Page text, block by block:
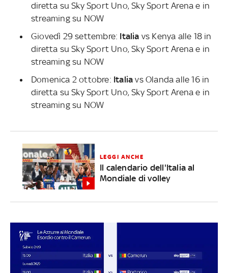
diretta su Sky Sport Uno, Sky Sport Arena e in
streaming su NOW
Giovedì 29 settembre: Italia vs Kenya alle 18 in
diretta su Sky Sport Uno, Sky Sport Arena e in
streaming su NOW
Domenica 2 ottobre: Italia vs Olanda alle 16 in
diretta su Sky Sport Uno, Sky Sport Arena e in
streaming su NOW
LEGGI ANCHE
Il calendario dell'Italia al
Mondiale di volley